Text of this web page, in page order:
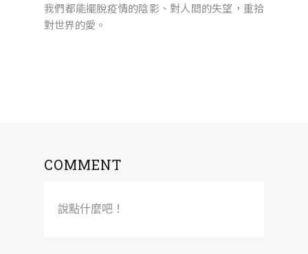
我們都能擺脫疫情的陰影、對人間的失望，重拾
對世界的愛。
COMMENT
說點什麼吧！